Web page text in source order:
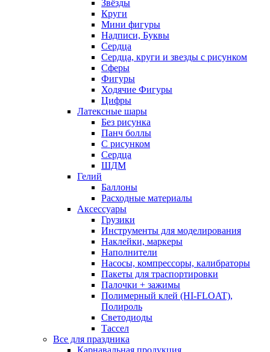
Звёзды
Круги
Мини фигуры
Надписи, Буквы
Сердца
Сердца, круги и звезды с рисунком
Сферы
Фигуры
Ходячие Фигуры
Цифры
Латексные шары
Без рисунка
Панч боллы
С рисунком
Сердца
ШДМ
Гелий
Баллоны
Расходные материалы
Аксессуары
Грузики
Инструменты для моделирования
Наклейки, маркеры
Наполнители
Насосы, компрессоры, калибраторы
Пакеты для траспортировки
Палочки + зажимы
Полимерный клей (HI-FLOAT),
Полироль
Светодиоды
Тассел
Все для праздника
Карнавальная продукция